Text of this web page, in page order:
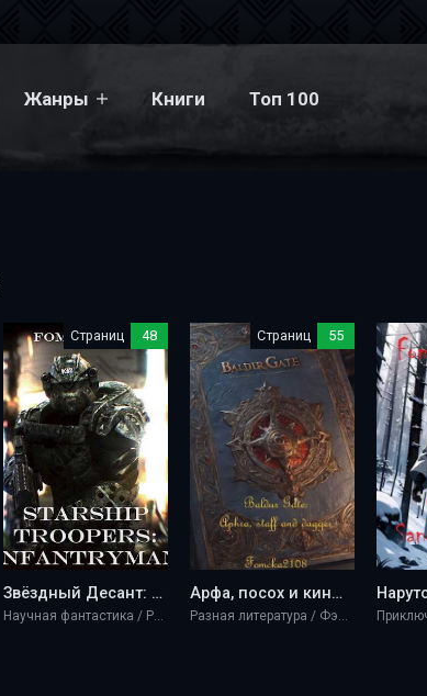
Жанры Книги Топ 100
Страниц 48
Звёздный Десант: Пехотинец - Fomcka2108
Научная фантастика / Разная литература
Страниц 55
Арфа, посох и кинжал - Fomcka2108
Разная литература / Фэнтези